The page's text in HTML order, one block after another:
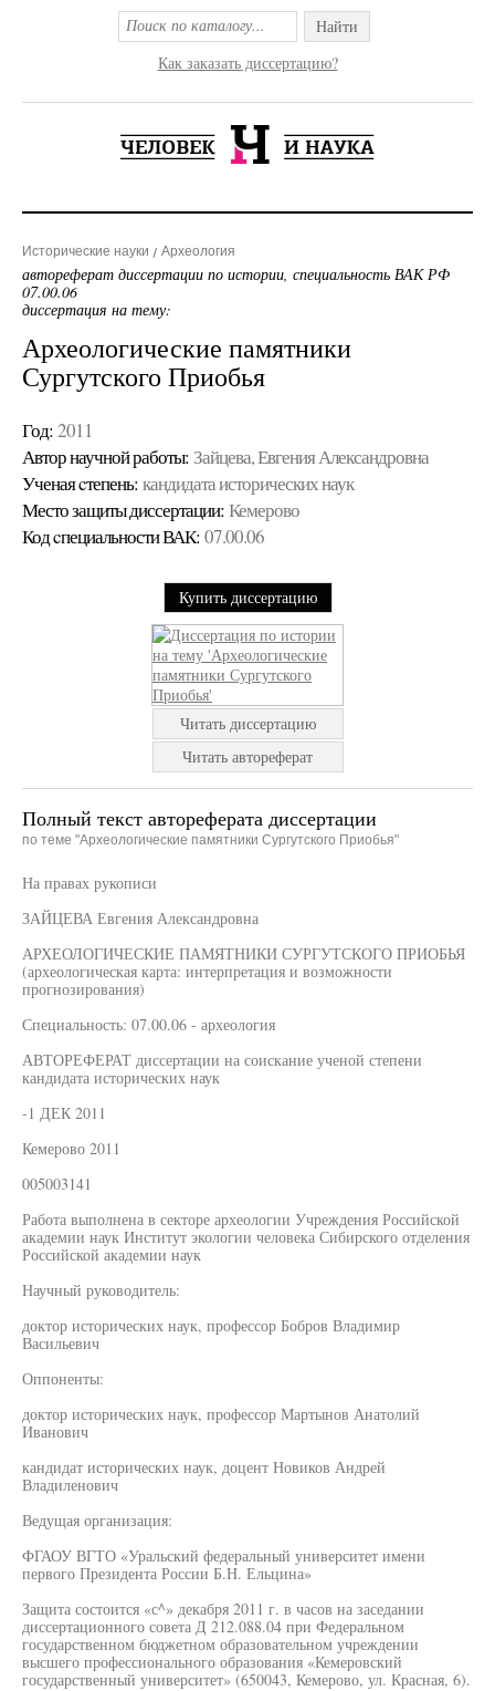
Найти
Как заказать диссертацию?
Исторические науки Археология
автореферат диссертации по истории, специальность ВАК РФ
07.00.06
диссертация на тему:
Археологические памятники
Сургутского Приобья
Год: 2011
Автор научной работы: Зайцева, Евгения Александровна
Ученая cтепень: кандидата исторических наук
Место защиты диссертации: Кемерово
Код cпециальности ВАК: 07.00.06
Купить диссертацию
Читать диссертацию
Читать автореферат
Полный текст автореферата диссертации
по теме "Археологические памятники Сургутского Приобья"
На правах рукописи
ЗАЙЦЕВА Евгения Александровна
АРХЕОЛОГИЧЕСКИЕ ПАМЯТНИКИ СУРГУТСКОГО ПРИОБЬЯ
(археологическая карта: интерпретация и возможности
прогнозирования)
Специальность: 07.00.06 - археология
АВТОРЕФЕРАТ диссертации на соискание ученой степени
кандидата исторических наук
-1 ДЕК 2011
Кемерово 2011
005003141
Работа выполнена в секторе археологии Учреждения Российской
академии наук Институт экологии человека Сибирского отделения
Российской академии наук
Научный руководитель:
доктор исторических наук, профессор Бобров Владимир
Васильевич
Оппоненты:
доктор исторических наук, профессор Мартынов Анатолий
Иванович
кандидат исторических наук, доцент Новиков Андрей
Владиленович
Ведущая организация:
ФГАОУ ВГТО «Уральский федеральный университет имени
первого Президента России Б.Н. Ельцина»
Защита состоится «с^» декабря 2011 г. в часов на заседании
диссертационного совета Д 212.088.04 при Федеральном
государственном бюджетном образовательном учреждении
высшего профессионального образования «Кемеровский
государственный университет» (650043, Кемерово, ул. Красная, 6).